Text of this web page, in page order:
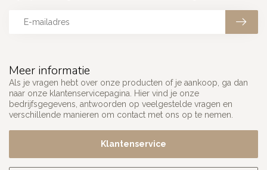
Meer informatie
Als je vragen hebt over onze producten of je aankoop, ga dan
naar onze klantenservicepagina. Hier vind je onze
bedrijfsgegevens, antwoorden op veelgestelde vragen en
verschillende manieren om contact met ons op te nemen.
Klantenservice